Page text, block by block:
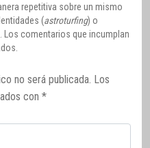
repetitiva sobre un mismo
(astroturfing) o
comentarios que incumplan
no será publicada. Los
con *